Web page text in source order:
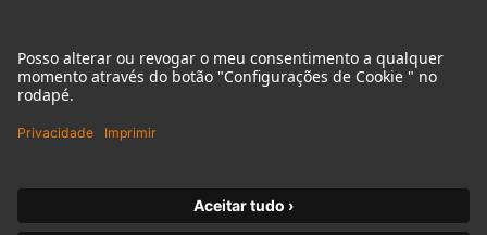
Imprint
Privacy policy
Terms of Use